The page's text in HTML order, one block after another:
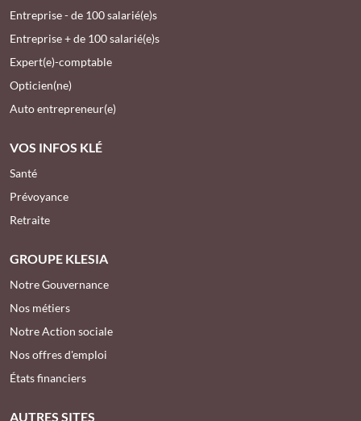
Entreprise - de 100 salarié(e)s
Entreprise + de 100 salarié(e)s
Expert(e)-comptable
Opticien(ne)
Auto entrepreneur(e)
VOS INFOS KLÉ
Santé
Prévoyance
Retraite
GROUPE KLESIA
Notre Gouvernance
Nos métiers
Notre Action sociale
Nos offres d'emploi
États financiers
AUTRES SITES